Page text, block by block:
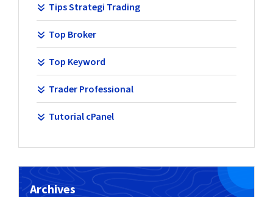
Tips Strategi Trading
Top Broker
Top Keyword
Trader Professional
Tutorial cPanel
Archives